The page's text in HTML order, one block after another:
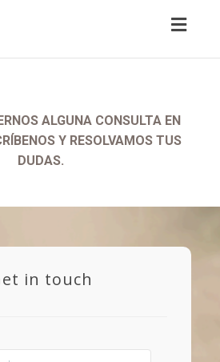
ALGUNA CONSULTA EN
Y RESOLVAMOS TUS
DUDAS.
in touch